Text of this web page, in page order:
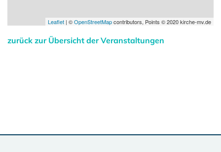
Leaflet | ©OpenStreetMapcontributors, Points © 2020 kirche-mv.de
zurück zur Übersicht der Veranstaltungen